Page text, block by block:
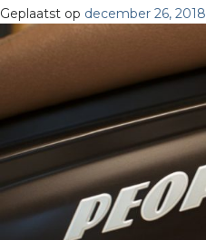
Geplaatst op december 26, 2018